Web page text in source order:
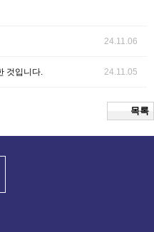
24.11.06
것입니다. 24.11.05
목록